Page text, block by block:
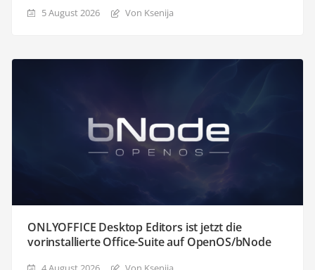
5 August 2026 Von Ksenija
ONLYOFFICE Desktop Editors ist jetzt die
vorinstallierte Office-Suite auf OpenOS/bNode